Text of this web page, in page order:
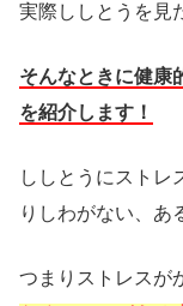
実際ししとうを見
そんなときに健康
を紹介します！
ししとうにストレ
りしわがない、あ
つまりストレスが